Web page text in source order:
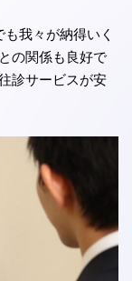
我々が納得いく
の関係も良好で
診サービスが安